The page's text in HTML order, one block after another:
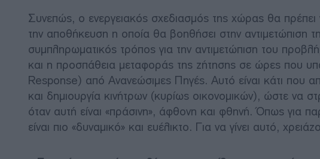
Συνεπώς, ο ενεργειακός σχεδιασμός της χώρας θα
την αποθήκευση η οποία θα βοηθήσει στην
συμπληρωματικός τρόπος για την αντιμετώπιση του
και η προσπάθεια μεταφοράς της ζήτησης σε ώρες που
Response) από Ανανεώσιμες Πηγές. Αυτό είναι κάτι που
και δημιουργία κινήτρων (κυρίως οικονομικών), ώστε να
όταν αυτή είναι «πράσινη», άφθονη και φθηνή. Όπως για
είναι πιο «δυναμικό» και ευέλικτο. Για να γίνει αυτό,